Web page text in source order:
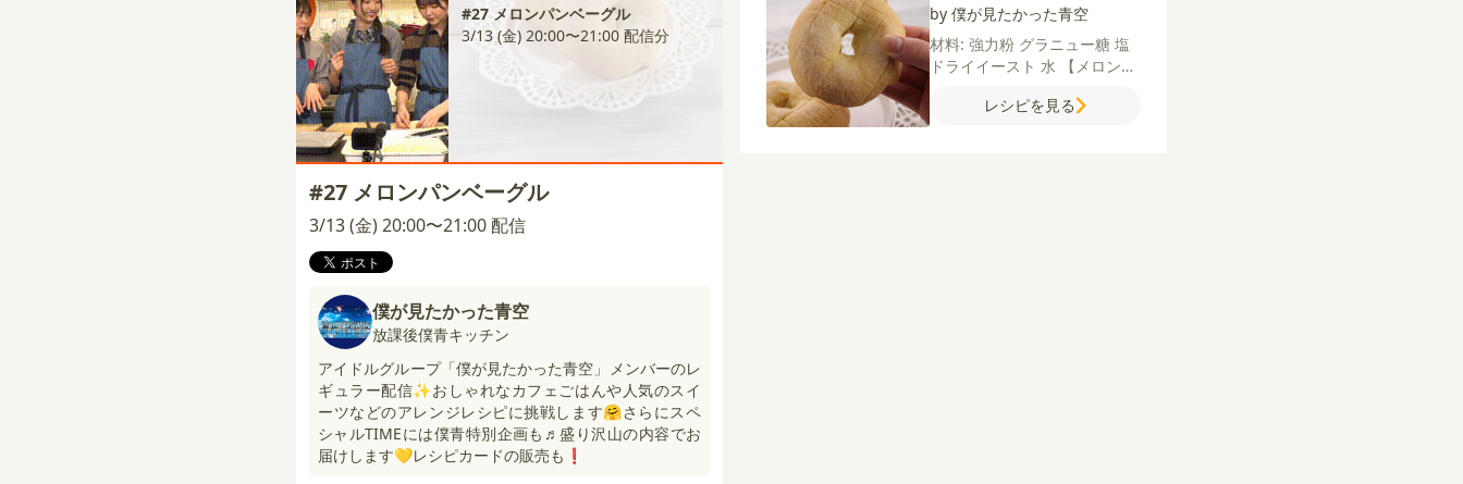
#27 メロンパンベーグル
3/13 (金) 20:00〜21:00 配信分
#27 メロンパンベーグル
3/13 (金) 20:00〜21:00 配信
僕が見たかった青空
放課後僕青キッチン
アイドルグループ「僕が見たかった青空」メンバーのレ
ギュラー配信✨おしゃれなカフェごはんや人気のスイ
ーツなどのアレンジレシピに挑戦します🤗さらにスペ
シャルTIMEには僕青特別企画も♬盛り沢山の内容でお
届けします💛レシピカードの販売も❗️
by 僕が見たかった青空
材料: 強力粉 グラニュー糖 塩
ドライイースト 水
【メロンパ
グラニュー糖卵
レシピを見る